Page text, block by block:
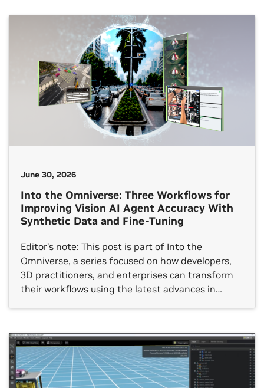
June 30, 2026
Into the Omniverse: Three Workflows for
Improving Vision AI Agent Accuracy With
Synthetic Data and Fine-Tuning
Editor’s note: This post is part of Into the
Omniverse, a series focused on how developers,
3D practitioners, and enterprises can transform
their workflows using the latest advances in
turn video data from the physical world into
operational intelligence in factories, […]